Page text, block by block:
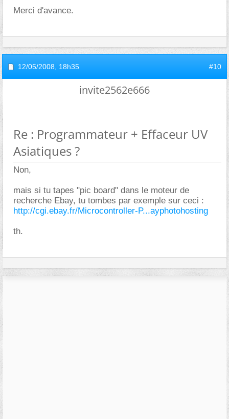
Merci d'avance.
12/05/2008, 18h35 #10
invite2562e666
Re : Programmateur + Effaceur UV
Asiatiques ?
Non,
mais si tu tapes "pic board" dans le moteur de
recherche Ebay, tu tombes par exemple sur ceci :
http://cgi.ebay.fr/Microcontroller-P...ayphotohosting
th.